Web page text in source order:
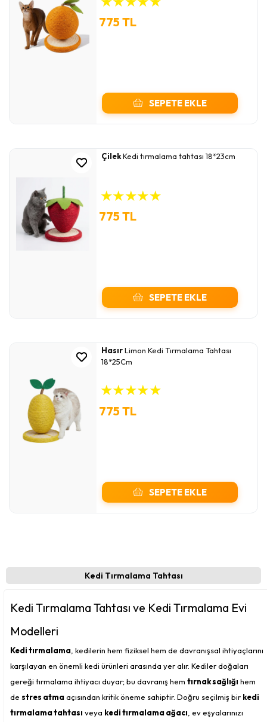
775 TL
SEPETE EKLE
ÇilekKedi tırmalama tahtası 18*23cm
★★★★★
775 TL
SEPETE EKLE
HasırLimon Kedi Tırmalama Tahtası
18*25Cm
★★★★★
775 TL
SEPETE EKLE
Kedi Tırmalama Tahtası
Kedi Tırmalama Tahtası ve Kedi Tırmalama Evi
Modelleri
Kedi tırmalama , kedilerin hem fiziksel hem de davranışsal ihtiyaçlarını
karşılayan en önemli kedi ürünleri arasında yer alır. Kediler doğaları
gereği tırmalama ihtiyacı duyar; bu davranış hem tırnak sağlığı hem
de stres atmaaçısından kritik öneme sahiptir. Doğru seçilmiş bir kedi
tırmalama tahtası veya kedi tırmalama ağacı , ev eşyalarınızı